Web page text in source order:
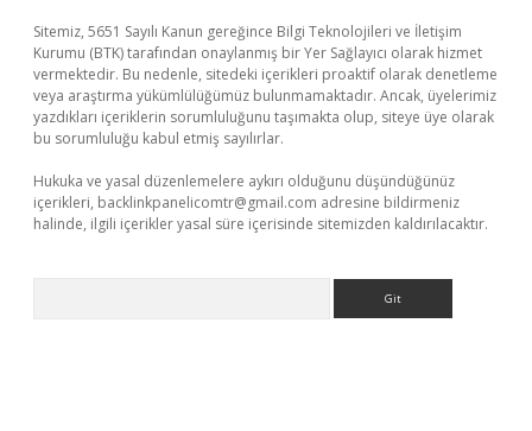
Sitemiz, 5651 Sayılı Kanun gereğince Bilgi Teknolojileri ve İletişim
Kurumu (BTK) tarafından onaylanmış bir Yer Sağlayıcı olarak hizmet
vermektedir. Bu nedenle, sitedeki içerikleri proaktif olarak denetleme
veya araştırma yükümlülüğümüz bulunmamaktadır. Ancak, üyelerimiz
yazdıkları içeriklerin sorumluluğunu taşımakta olup, siteye üye olarak
bu sorumluluğu kabul etmiş sayılırlar.
Hukuka ve yasal düzenlemelere aykırı olduğunu düşündüğünüz
içerikleri, backlinkpanelicomtr@gmail.com adresine bildirmeniz
halinde, ilgili içerikler yasal süre içerisinde sitemizden kaldırılacaktır.